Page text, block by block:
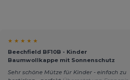
★ ★ ★ ★ ★
Beechfield BF10B - Kinder
Baumwollkappe mit Sonnenschutz
Sehr schöne Mütze für Kinder - einfach zu